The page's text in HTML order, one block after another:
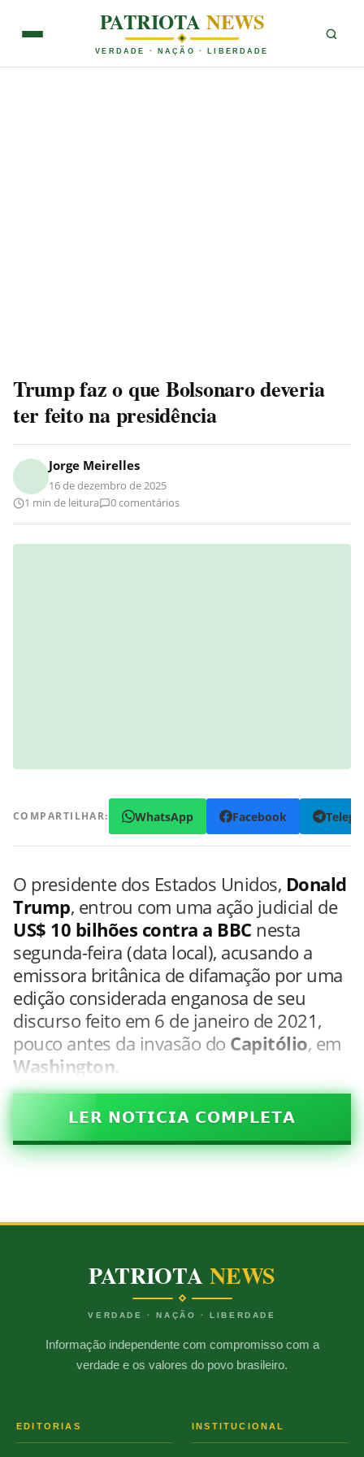
PATRIOTANEWS
VERDADE · NAÇÃO · LIBERDADE
Trump faz o que Bolsonaro deveria
ter feito na presidência
Jorge Meirelles
16 de dezembro de 2025
1 min de leitura
0 comentários
COMPARTILHAR: WhatsApp Facebook
O presidente dos Estados Unidos, Donald
Trump, entrou com uma ação judicial de
US$ 10 bilhões contra a BBC nesta
segunda-feira (data local), acusando a
emissora britânica de difamação por uma
edição considerada enganosa de seu
discurso feito em 6 de janeiro de 2021,
pouco antes da invasão do Capitólio, em
Washington.
𝗟𝗘𝗥 𝗡𝗢𝗧𝗜𝗖𝗜𝗔 𝗖𝗢𝗠𝗣𝗟𝗘𝗧𝗔
PATRIOTANEWS
VERDADE · NAÇÃO · LIBERDADE
Informação independente com compromisso com a
verdade e os valores do povo brasileiro.
EDITORIAS INSTITUCIONAL